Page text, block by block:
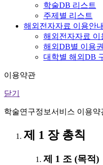
학술DB 리스트
주제별 리스트
해외전자자료 이용안내
해외전자자료 이
해외DB별 이용
대학별 해외DB
이용약관
닫기
학술연구정보서비스 이용약
제 1 장 총칙
제 1 조 (목적)